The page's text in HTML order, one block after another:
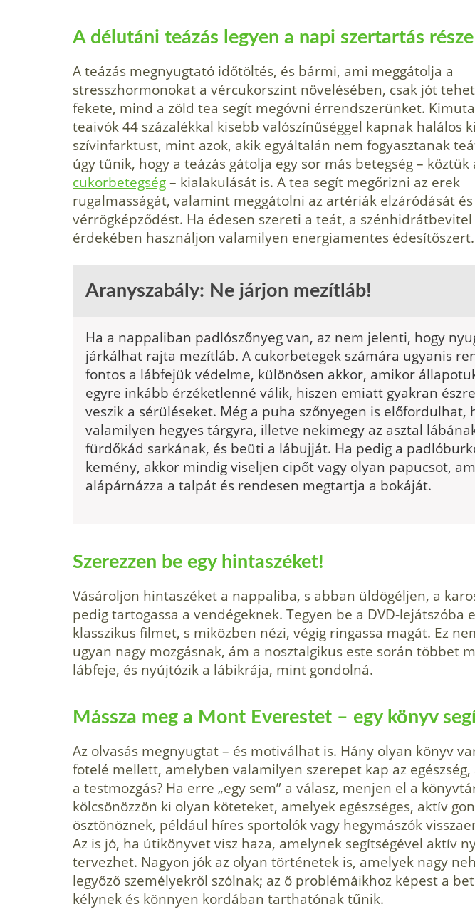
A délutáni teázás legyen a napi szertartás része
A teázás megnyugtató idő­töltés, és bármi, ami meggátolja a
stresszhormonokat a vércukorszint növelésé­ben, csak jót
fekete, mind a zöld tea segít megóvni érrendszerün­ket.
teaivók 44 százalékkal kisebb valószínűséggel kapnak halálos
szívinfarktust, mint azok, akik egyáltalán nem fogyasztanak
úgy tűnik, hogy a teázás gátolja egy sor más betegség – köztük
cukorbetegség– kialakulását is. A tea segít megőrizni az erek
rugalmasságát, va­lamint meggátolni az artériák elzáródását és
vérrögképződést. Ha édesen sze­reti a teát, a szénhidrátbevitel
érdekében használjon valamilyen ener­giamentes édesítőszert.
Aranyszabály: Ne járjon mezítláb!
Ha a nappaliban padlószőnyeg van, az nem jelenti, hogy
járkálhat rajta mezítláb. A cukorbetegek számára ugyanis
fontos a lábfejük védelme, különösen akkor, amikor
egyre inkább érzéketlenné válik, hiszen emiatt gyakran
veszik a sérüléseket. Még a puha szőnyegen is előfordulhat,
valamilyen hegyes tárgyra, illetve nekimegy az asztal
fürdőkád sarkának, és beüti a lábujját. Ha pedig a
kemény, akkor mindig viseljen cipőt vagy olyan papucsot,
alápárnázza a talpát és rendesen megtartja a bokáját.
Szerezzen be egy hintaszéket!
Vásároljon hintaszéket a nappaliba, s abban üldögéljen, a
pedig tartogas­sa a vendégeknek. Tegyen be a DVD-lejátszóba
klasszikus filmet, s miközben nézi, végig ringassa magát. Ez
ugyan nagy mozgásnak, ám a nosztalgikus este során többet
lábfeje, és nyújtózik a lábikrája, mint gondolná.
Mássza meg a Mont Everestet – egy könyv
Az olvasás megnyugtat – és motiválhat is. Hány olyan könyv
fotelé mellett, amelyben valamilyen sze­repet kap az
a testmozgás? Ha erre „egy sem” a válasz, menjen el a
kölcsönözzön ki olyan köteteket, amelyek egészséges, aktív
ösztönöznek, például híres sportolók vagy hegymászók
Az is jó, ha útikönyvet visz haza, amelynek segítségével aktív
tervezhet. Nagyon jók az olyan történetek is, amelyek nagy
legyőző személyekről szólnak; az ő problémáikhoz képest a
kélynek és könnyen kordában tarthatónak tűnik.